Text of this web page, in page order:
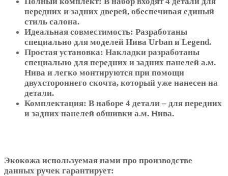
передних и задних дверей, обеспечивая единый
стиль салона.
Идеальная совместимость: Разработаны
специально для моделей Нива Urban и Legend.
Простая установка: Накладки разработаны
специально для передних и задних панелей а.м.
Нива и легко монтируются при помощи
двухстороннего скочта, который уже нанесен на
детали.
Комплектация: В наборе 4 детали – для передних
и задних панелей обшивки а.м. Нива.
Экокожа используемая нами про производстве
данных ручек гарантирует: